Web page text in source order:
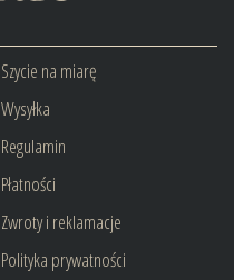
Szycie na miarę
Wysyłka
Regulamin
Płatności
Zwroty i reklamacje
Polityka prywatności